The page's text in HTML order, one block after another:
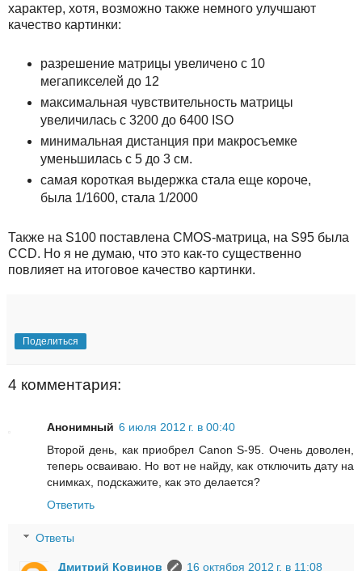
характер, хотя, возможно также немного улучшают
качество картинки:
разрешение матрицы увеличено с 10
мегапикселей до 12
максимальная чувствительность матрицы
увеличилась с 3200 до 6400 ISO
минимальная дистанция при макросъемке
уменьшилась с 5 до 3 см.
самая короткая выдержка стала еще короче,
была 1/1600, стала 1/2000
Также на S100 поставлена CMOS-матрица, на S95 была
CCD. Но я не думаю, что это как-то существенно
повлияет на итоговое качество картинки.
Поделиться
4 комментария:
Анонимный 6 июля 2012 г. в 00:40
Второй день, как приобрел Canon S-95. Очень доволен,
теперь осваиваю. Но вот не найду, как отключить дату на
снимках, подскажите, как это делается?
Ответить
Ответы
Дмитрий Ковинов
16 октября 2012 г. в 11:08